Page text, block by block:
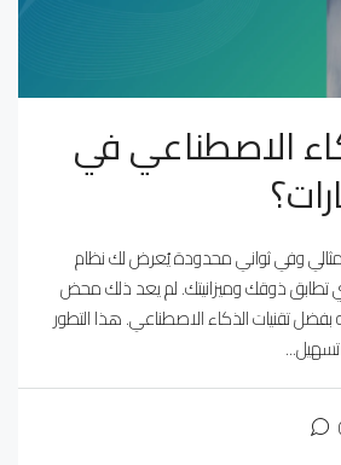
الاصطناعي في
وفي ثواني محدودة يُعرض لك نظام
تطابق ذوقك وميزانيتك. لم يعد ذلك محض
تقنيات الذكاء الاصطناعي. هذا التطور